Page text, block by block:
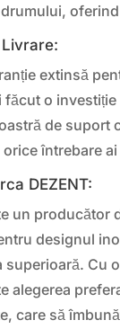
extinsă
făcut o
de suport
întrebare ai
DEZENT:
un producător
designul
superioară. Cu
alegerea
care să